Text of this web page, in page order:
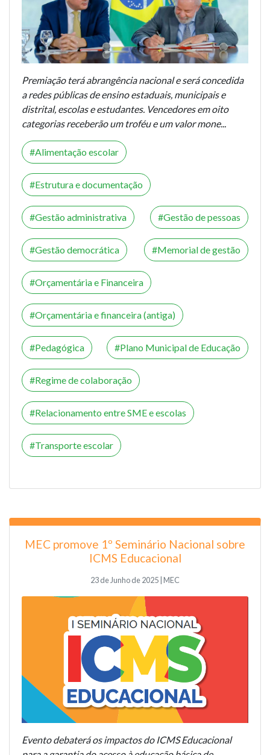
Premiação terá abrangência nacional e será concedida
a redes públicas de ensino estaduais, municipais e
distrital, escolas e estudantes. Vencedores em oito
categorias receberão um troféu e um valor mone...
Alimentação escolar
Estrutura e documentação
Gestão administrativa Gestão de pessoas
Gestão democrática Memorial de gestão
Orçamentária e Financeira
Orçamentária e financeira (antiga)
Pedagógica Plano Municipal de Educação
Regime de colaboração
Relacionamento entre SME e escolas
Transporte escolar
MEC promove 1º Seminário Nacional sobre
ICMS Educacional
23 de Junho de 2025 | MEC
Evento debaterá os impactos do ICMS Educacional